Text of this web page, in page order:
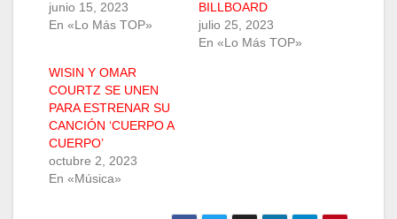
junio 15, 2023
En «Lo Más TOP»
BILLBOARD
julio 25, 2023
En «Lo Más TOP»
WISIN Y OMAR
COURTZ SE UNEN
PARA ESTRENAR SU
CANCIÓN ‘CUERPO A
CUERPO’
octubre 2, 2023
En «Música»